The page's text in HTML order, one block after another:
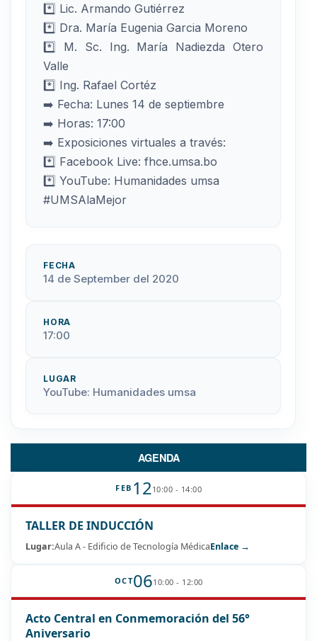
*️⃣ Lic. Armando Gutiérrez
*️⃣ Dra. María Eugenia Garcia Moreno
*️⃣ M. Sc. Ing. María Nadiezda Otero
Valle
*️⃣ Ing. Rafael Cortéz
➡️ Fecha: Lunes 14 de septiembre
➡️ Horas: 17:00
➡️ Exposiciones virtuales a través:
*️⃣ Facebook Live: fhce.umsa.bo
*️⃣ YouTube: Humanidades umsa
#UMSAlaMejor
FECHA
14 de September del 2020
HORA
17:00
LUGAR
YouTube: Humanidades umsa
AGENDA
FEB 1210:00 - 14:00
TALLER DE INDUCCIÓN
Lugar:Aula A - Edificio de Tecnología MédicaEnlace →
OCT0610:00 - 12:00
Acto Central en Conmemoración del 56°
Aniversario